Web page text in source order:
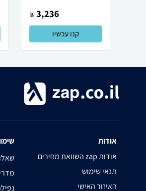
3,236
₪
קנו עכשיו
אודות
השוואת מחירים zap אודות
תנאי שימוש
האיזור האישי